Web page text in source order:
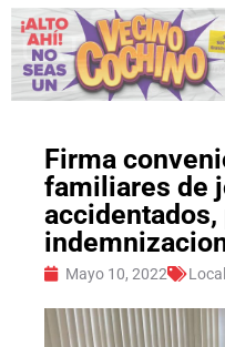
Firma
familiares de
accidentados,
Mayo 10, 2022 Local